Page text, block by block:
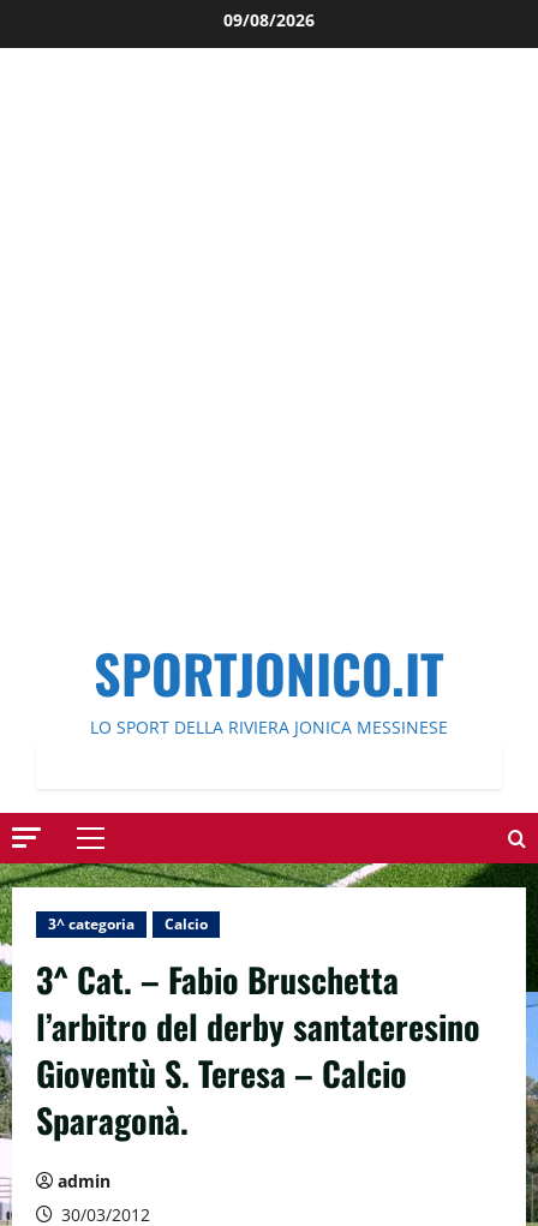
al
09/08/2026
SPORTJONICO.IT
LO SPORT DELLA RIVIERA JONICA MESSINESE
Menu
principale
3^ categoria Calcio
3^ Cat. – Fabio Bruschetta
l’arbitro del derby santateresino
Gioventù S. Teresa – Calcio
Sparagonà.
admin
30/03/2012